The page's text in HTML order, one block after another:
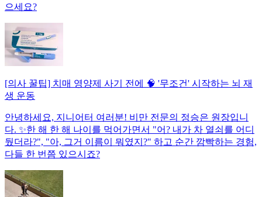
으세요?
[의사 꿀팁] 치매 영양제 사기 전에 🧠 '무조건' 시작하는 뇌 재
생 운동
안녕하세요, 지니어터 여러분! 비만 전문의 정승은 원장입니
다. ✨한 해 한 해 나이를 먹어가면서 "어? 내가 차 열쇠를 어디
뒀더라?", "아, 그거 이름이 뭐였지?" 하고 순간 깜빡하는 경험,
다들 한 번쯤 있으시죠?